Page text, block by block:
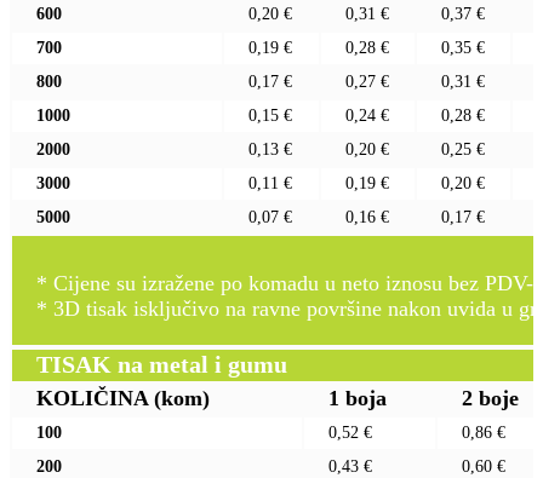
600
0,20 € 0,31 € 0,37 €
700
0,19 € 0,28 € 0,35 €
800
0,17 € 0,27 € 0,31 €
1000
0,15 € 0,24 € 0,28 €
2000
0,13 € 0,20 € 0,25 €
3000
0,11 € 0,19 € 0,20 €
5000
0,07 € 0,16 € 0,17 €
* Cijene su izražene po komadu u neto iznosu bez PDV-
* 3D tisak isključivo na ravne površine nakon uvida u
TISAK na metal i gumu
KOLIČINA (kom) 1 boja 2 boje
100 0,52 €
0,86 €
200
0,43 €
0,60 €